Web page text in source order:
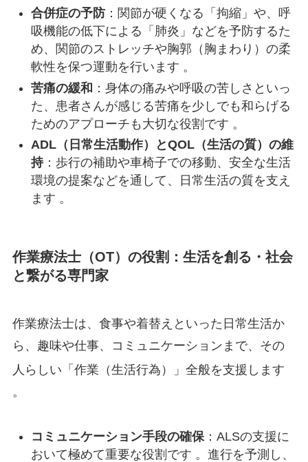
合併症の予防：関節が硬くなる「拘縮」や、呼
吸機能の低下による「肺炎」などを予防するた
め、関節のストレッチや胸郭（胸まわり）の柔
軟性を保つ運動を行います 。
苦痛の緩和 ：身体の痛みや呼吸の苦しさといっ
た、患者さんが感じる苦痛を少しでも和らげる
ためのアプローチも大切な役割です 。
ADL（日常生活動作）とQOL（生活の質）の維
持：歩行の補助や車椅子での移動、安全な生活
環境の提案などを通して、日常生活の質を支え
ます 。
作業療法士（OT）の役割：生活を創る・社会
と繋がる専門家
作業療法士は、食事や着替えといった日常生活か
ら、趣味や仕事、コミュニケーションまで、その
人らしい「作業（生活行為）」全般を支援します
。
コミュニケーション手段の確保：ALSの支援に
おいて極めて重要な役割です 。進行を予測し、